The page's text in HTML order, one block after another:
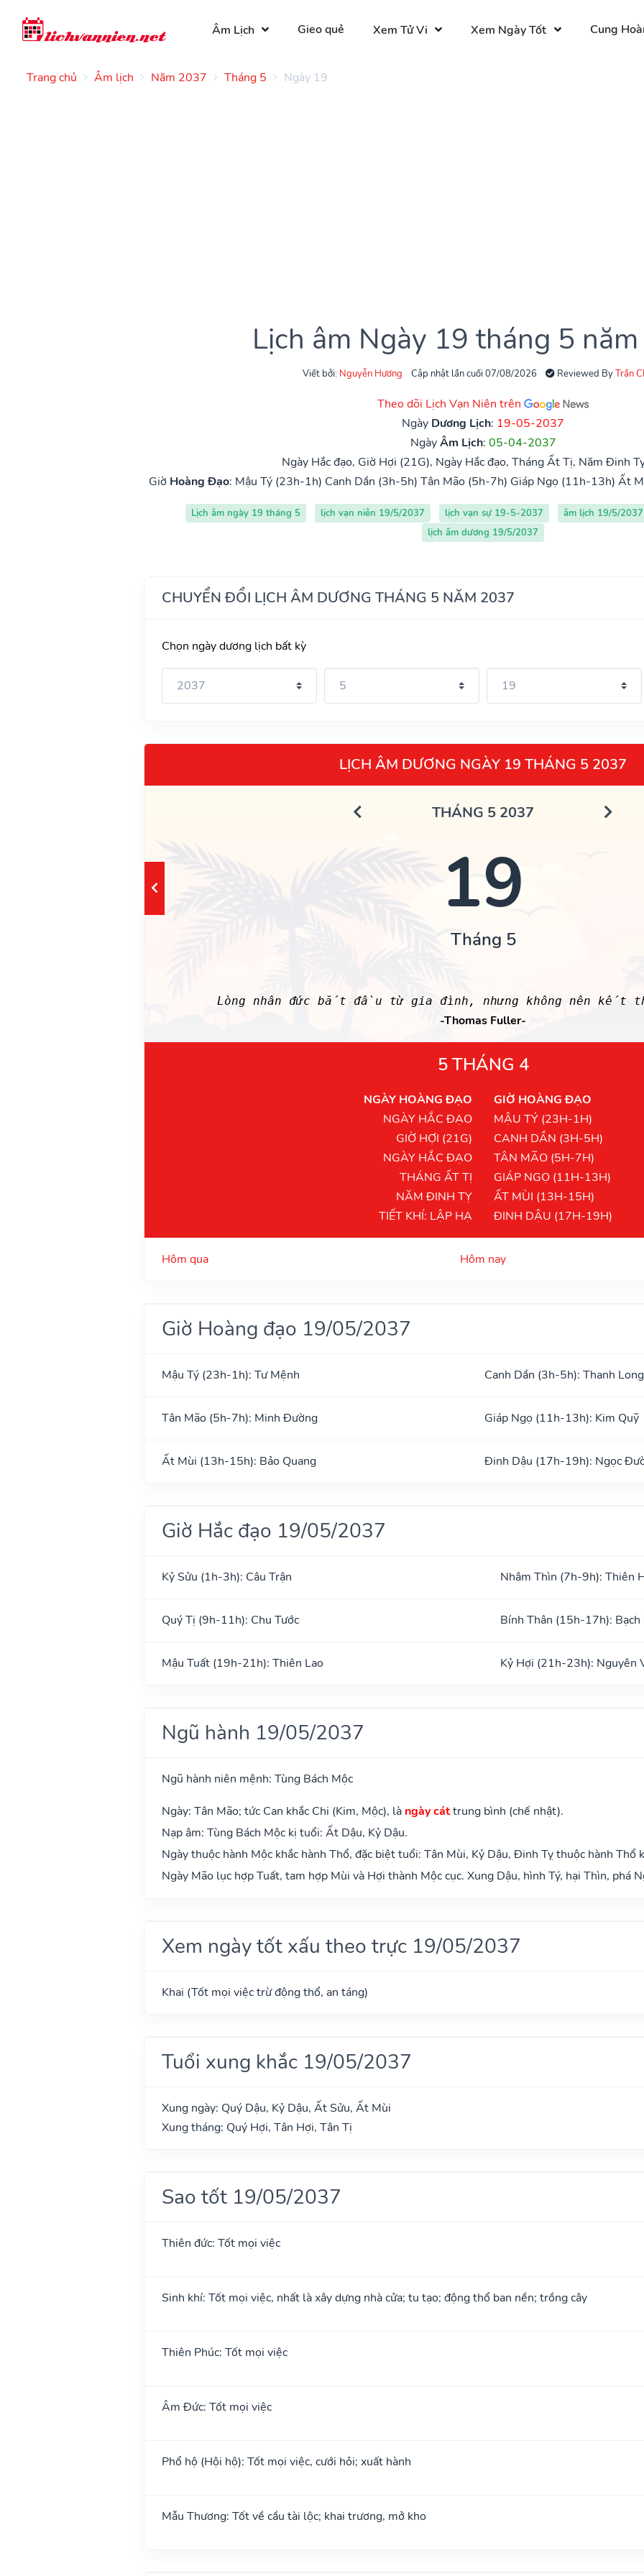
Âm Lịch Gieo quẻ Xem Tử Vi Xem Ngày Tốt Cung
Trang chủ Âm lịch Năm 2037 Tháng 5 Ngày 19
Lịch âm Ngày 19 tháng 5
Viết bởi: Nguyễn Hương Cập nhật lần cuối 07/08/2026 Reviewed ByTrần
Theo dõi Lịch Vạn Niên trên
Ngày Dương Lịch: 19-05-2037
NgàyÂm Lịch: 05-04-2037
Ngày Hắc đạo, Giờ Hợi (21G), Ngày Hắc đạo, Tháng Ất Tị, Năm Đinh
Giờ Hoàng Đạo: Mậu Tý (23h-1h) Canh Dần (3h-5h) Tân Mão (5h-7h) Giáp Ngọ (11h-13h) Ất
Lịch âm ngày 19 tháng 5 lịch vạn niên 19/5/2037 lịch vạn sự 19-5-2037 âm lịch 19/5/2037
lịch âm dương 19/5/2037
CHUYỂN ĐỔI LỊCH ÂM DƯƠNG THÁNG 5 NĂM 2037
Chọn ngày dương lịch bất kỳ
LỊCH ÂM DƯƠNG NGÀY 19 THÁNG 5 2037
THÁNG 5 2037
19
Tháng 5
Lòng nhân đức bắt đầu từ gia đình, nhưng không nên kết
-Thomas Fuller-
5 THÁNG 4
NGÀY HOÀNG ĐẠO
NGÀY HẮC ĐẠO
GIỜ HỢI (21G)
NGÀY HẮC ĐẠO
THÁNG ẤT TỊ
NĂM ĐINH TỴ
TIẾT KHÍ: LẬP HẠ
GIỜ HOÀNG ĐẠO
MẬU TÝ (23H-1H)
CANH DẦN (3H-5H)
TÂN MÃO (5H-7H)
GIÁP NGỌ (11H-13H)
ẤT MÙI (13H-15H)
ĐINH DẬU (17H-19H)
Hôm qua Hôm nay
Giờ Hoàng đạo 19/05/2037
Mậu Tý (23h-1h): Tư Mệnh Canh Dần (3h-5h): Thanh Long
Tân Mão (5h-7h): Minh Đường Giáp Ngọ (11h-13h): Kim Quỹ
Ất Mùi (13h-15h): Bảo Quang Đinh Dậu (17h-19h): Ngọc
Giờ Hắc đạo 19/05/2037
Kỷ Sửu (1h-3h): Câu Trận Nhâm Thìn (7h-9h): Thiên
Quý Tị (9h-11h): Chu Tước Bính Thân (15h-17h): Bạch
Mậu Tuất (19h-21h): Thiên Lao Kỷ Hợi (21h-23h): Nguyên
Ngũ hành 19/05/2037
Ngũ hành niên mệnh: Tùng Bách Mộc
Ngày: Tân Mão; tức Can khắc Chi (Kim, Mộc), là ngày cáttrung bình (chế nhật).
Nạp âm: Tùng Bách Mộc kị tuổi: Ất Dậu, Kỷ Dậu.
Ngày thuộc hành Mộc khắc hành Thổ, đặc biệt tuổi: Tân Mùi, Kỷ Dậu, Đinh Tỵ thuộc hành Thổ
Ngày Mão lục hợp Tuất, tam hợp Mùi và Hợi thành Mộc cục. Xung Dậu, hình Tý, hại Thìn, phá
Xem ngày tốt xấu theo trực 19/05/2037
Khai (Tốt mọi việc trừ động thổ, an táng)
Tuổi xung khắc 19/05/2037
Xung ngày: Quý Dậu, Kỷ Dậu, Ất Sửu, Ất Mùi
Xung tháng: Quý Hợi, Tân Hợi, Tân Tị
Sao tốt 19/05/2037
Thiên đức: Tốt mọi việc
Sinh khí: Tốt mọi việc, nhất là xây dựng nhà cửa; tu tạo; động thổ ban nền; trồng cây
Thiên Phúc: Tốt mọi việc
Âm Đức: Tốt mọi việc
Phổ hộ (Hội hộ): Tốt mọi việc, cưới hỏi; xuất hành
Mẫu Thương: Tốt về cầu tài lộc; khai trương, mở kho